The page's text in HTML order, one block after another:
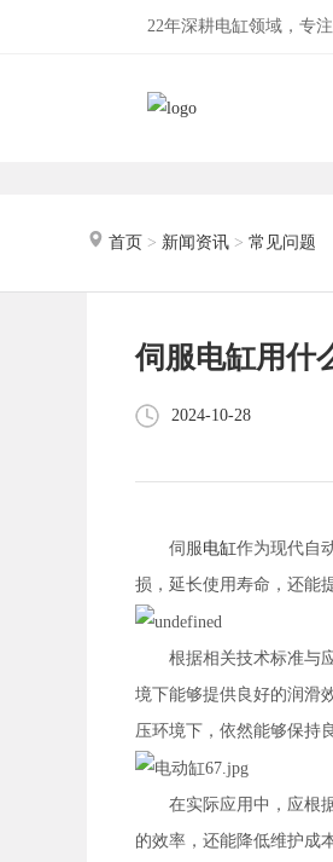
22年深耕电缸领域，专
首页 > 新闻资讯 > 常见问题
伺服电缸用什
2024-10-28
伺服电缸作为现代自
损，延长使用寿命，还能
根据相关技术标准与应
境下能够提供良好的润滑
压环境下，依然能够保持
在实际应用中，应根据
的效率，还能降低维护成